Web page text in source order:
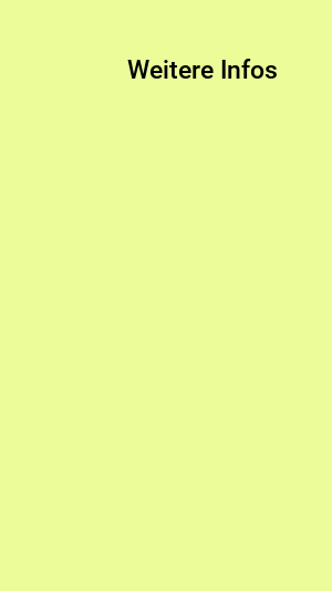
Weitere Infos